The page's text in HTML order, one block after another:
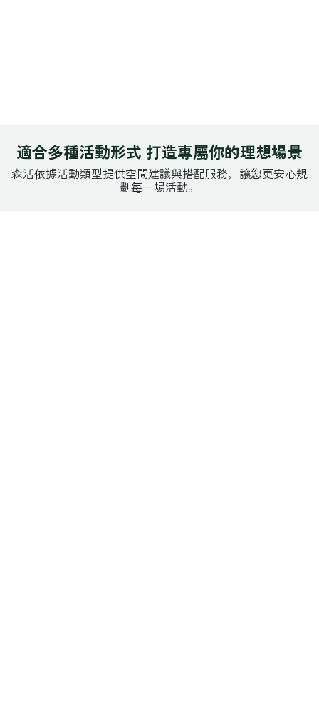
適合多種活動形式 打造專屬你的理想場景
森活依據活動類型提供空間建議與搭配服務，讓您更安心規
劃每一場活動。